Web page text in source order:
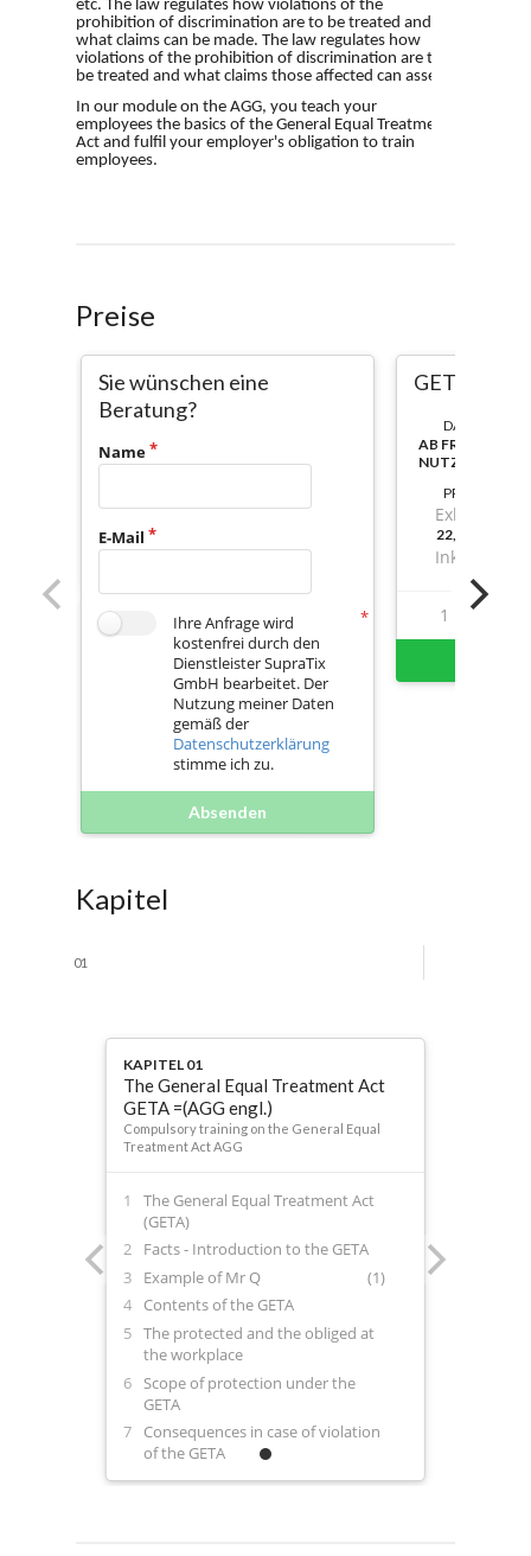
Preise
Sie wünschen eine
Beratung?
Name
E-Mail
Ihre Anfrage wird
kostenfrei durch den
Dienstleister SupraTix
GmbH bearbeitet. Der
Nutzung meiner Daten
gemäß der
Datenschutzerklärung
stimme ich zu.
Absenden
GETA
DAUER:
AB
NUTZBAR
PREIS
Exkl. Mwst.
Inkl. Mwst.
1 12
Kapitel
01
KAPITEL 01
The General Equal Treatment Act
GETA =(AGG engl.)
Compulsory training on the General Equal
Treatment Act AGG
The General Equal Treatment Act
(GETA)
Facts - Introduction to the GETA
(1)
Example of Mr Q
Contents of the GETA
The protected and the obliged at
the workplace
Scope of protection under the
GETA
Consequences in case of violation
of the GETA